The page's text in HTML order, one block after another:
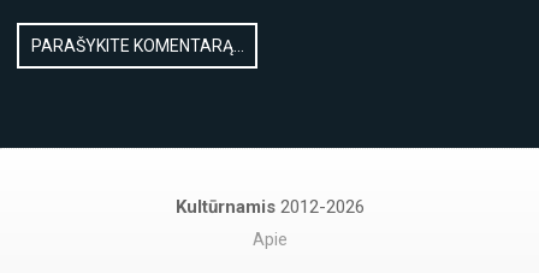
Kultūrnamis 2012-2026
Apie